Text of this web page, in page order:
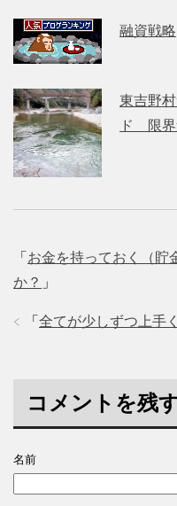
融資戦略
東吉野
ド 限界
「 お金を持っておく（貯
か？ 」
「 全てが少しずつ上手
コメントを残
名前